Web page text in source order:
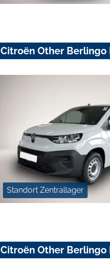
Citroën Other Berlingo
Standort Zentrallager
Citroën Other Berlingo